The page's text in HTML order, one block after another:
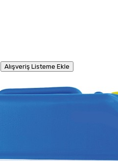
Alışveriş Listeme Ekle